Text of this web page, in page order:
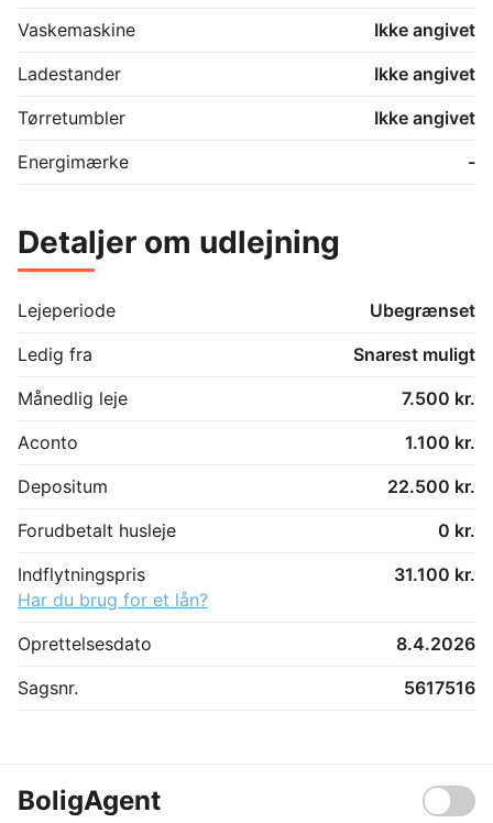
Vaskemaskine
Ikke angivet
Ladestander
Ikke angivet
Tørretumbler
Ikke angivet
Energimærke
-
Detaljer om udlejning
Lejeperiode
Ubegrænset
Ledig fra
Snarest muligt
Månedlig leje
7.500 kr.
Aconto
1.100 kr.
Depositum
22.500 kr.
Forudbetalt husleje
0 kr.
Indflytningspris
31.100 kr.
Har du brug for et lån?
Oprettelsesdato
8.4.2026
Sagsnr.
5617516
BoligAgent